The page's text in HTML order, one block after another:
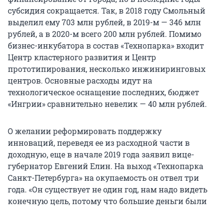
субсидия сокращается. Так, в 2018 году Смольный
выделил ему 703 млн рублей, в 2019-м — 346 млн
рублей, а в 2020-м всего 200 млн рублей. Помимо
бизнес-инкубатора в состав «Технопарка» входит
Центр кластерного развития и Центр
прототипирования, несколько инжиниринговых
центров. Основные расходы идут на
технологическое оснащение последних, бюджет
«Ингрии» сравнительно невелик — 40 млн рублей.
О желании реформировать поддержку
инноваций, переведя ее из расходной части в
доходную, еще в начале 2019 года заявил вице-
губернатор Евгений Елин. На выход «Технопарка
Санкт-Петербурга» на окупаемость он отвел три
года. «Он существует не один год, нам надо видеть
конечную цель, потому что большие деньги были